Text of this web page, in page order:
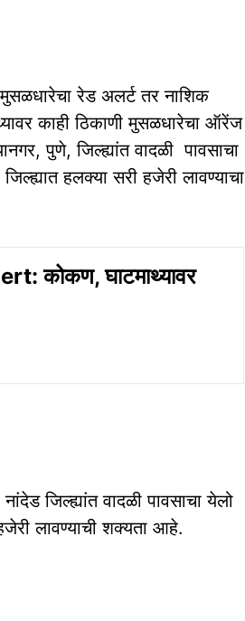
मुसळधारेचा रेड अलर्ट तर नाशिक
काही ठिकाणी मुसळधारेचा ऑरेंज
पुणे, जिल्ह्यांत वादळी पावसाचा
हलक्या सरी हजेरी लावण्याचा
कोकण, घाटमाथ्यावर
जिल्ह्यांत वादळी पावसाचा येलो
लावण्याची शक्यता आहे.